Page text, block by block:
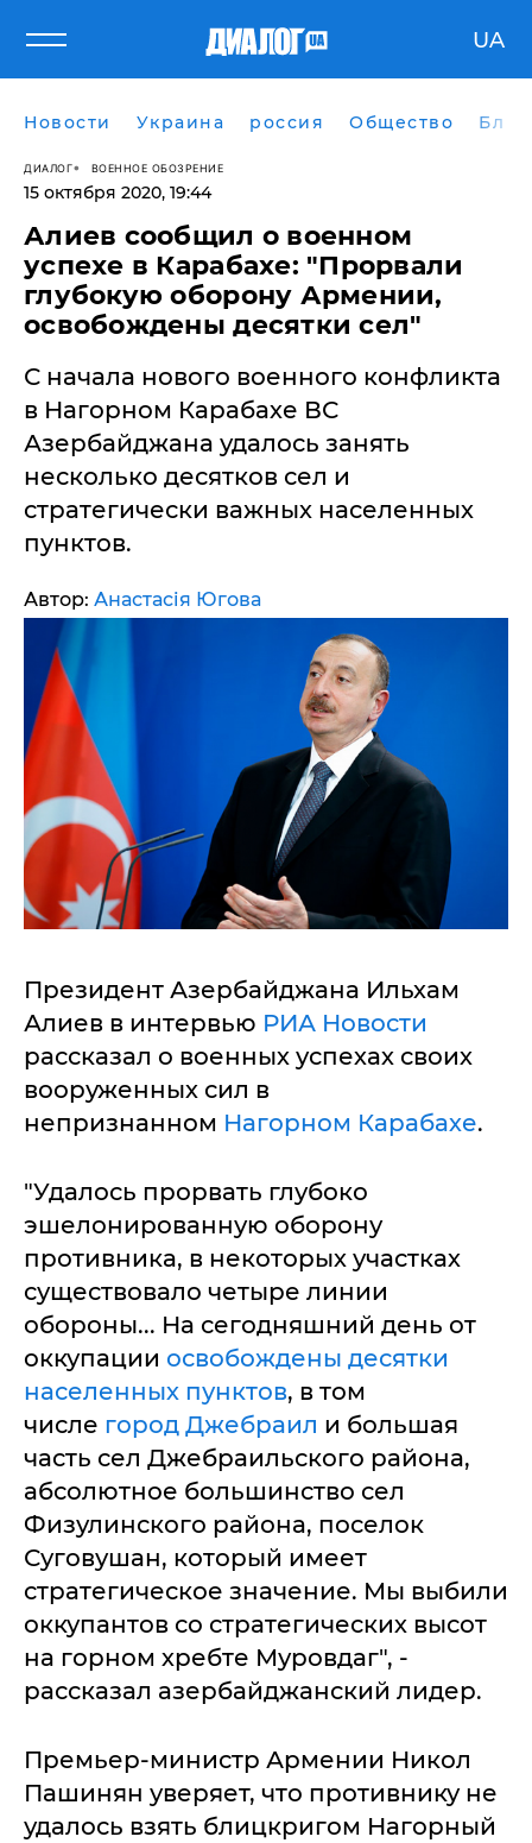
UA
Новости Украина россия Общество
ДИАЛОГ ВОЕННОЕ ОБОЗРЕНИЕ
15 октября 2020, 19:44
Алиев сообщил о военном
успехе в Карабахе: "Прорвали
глубокую оборону Армении,
освобождены десятки сел"
С начала нового военного конфликта
в Нагорном Карабахе ВС
Азербайджана удалось занять
несколько десятков сел и
стратегически важных населенных
пунктов.
Автор: Анастасія Югова
Президент Азербайджана Ильхам
Алиев в интервью РИА Новости
рассказал о военных успехах своих
вооруженных сил в
непризнанном Нагорном Карабахе.
"Удалось прорвать глубоко
эшелонированную оборону
противника, в некоторых участках
существовало четыре линии
обороны... На сегодняшний день от
оккупации освобождены десятки
населенных пунктов, в том
числе город Джебраил и большая
часть сел Джебраильского района,
абсолютное большинство сел
Физулинского района, поселок
Суговушан, который имеет
стратегическое значение. Мы выбили
оккупантов со стратегических высот
на горном хребте Муровдаг", -
рассказал азербайджанский лидер.
Премьер-министр Армении Никол
Пашинян уверяет, что противнику не
удалось взять блицкригом Нагорный